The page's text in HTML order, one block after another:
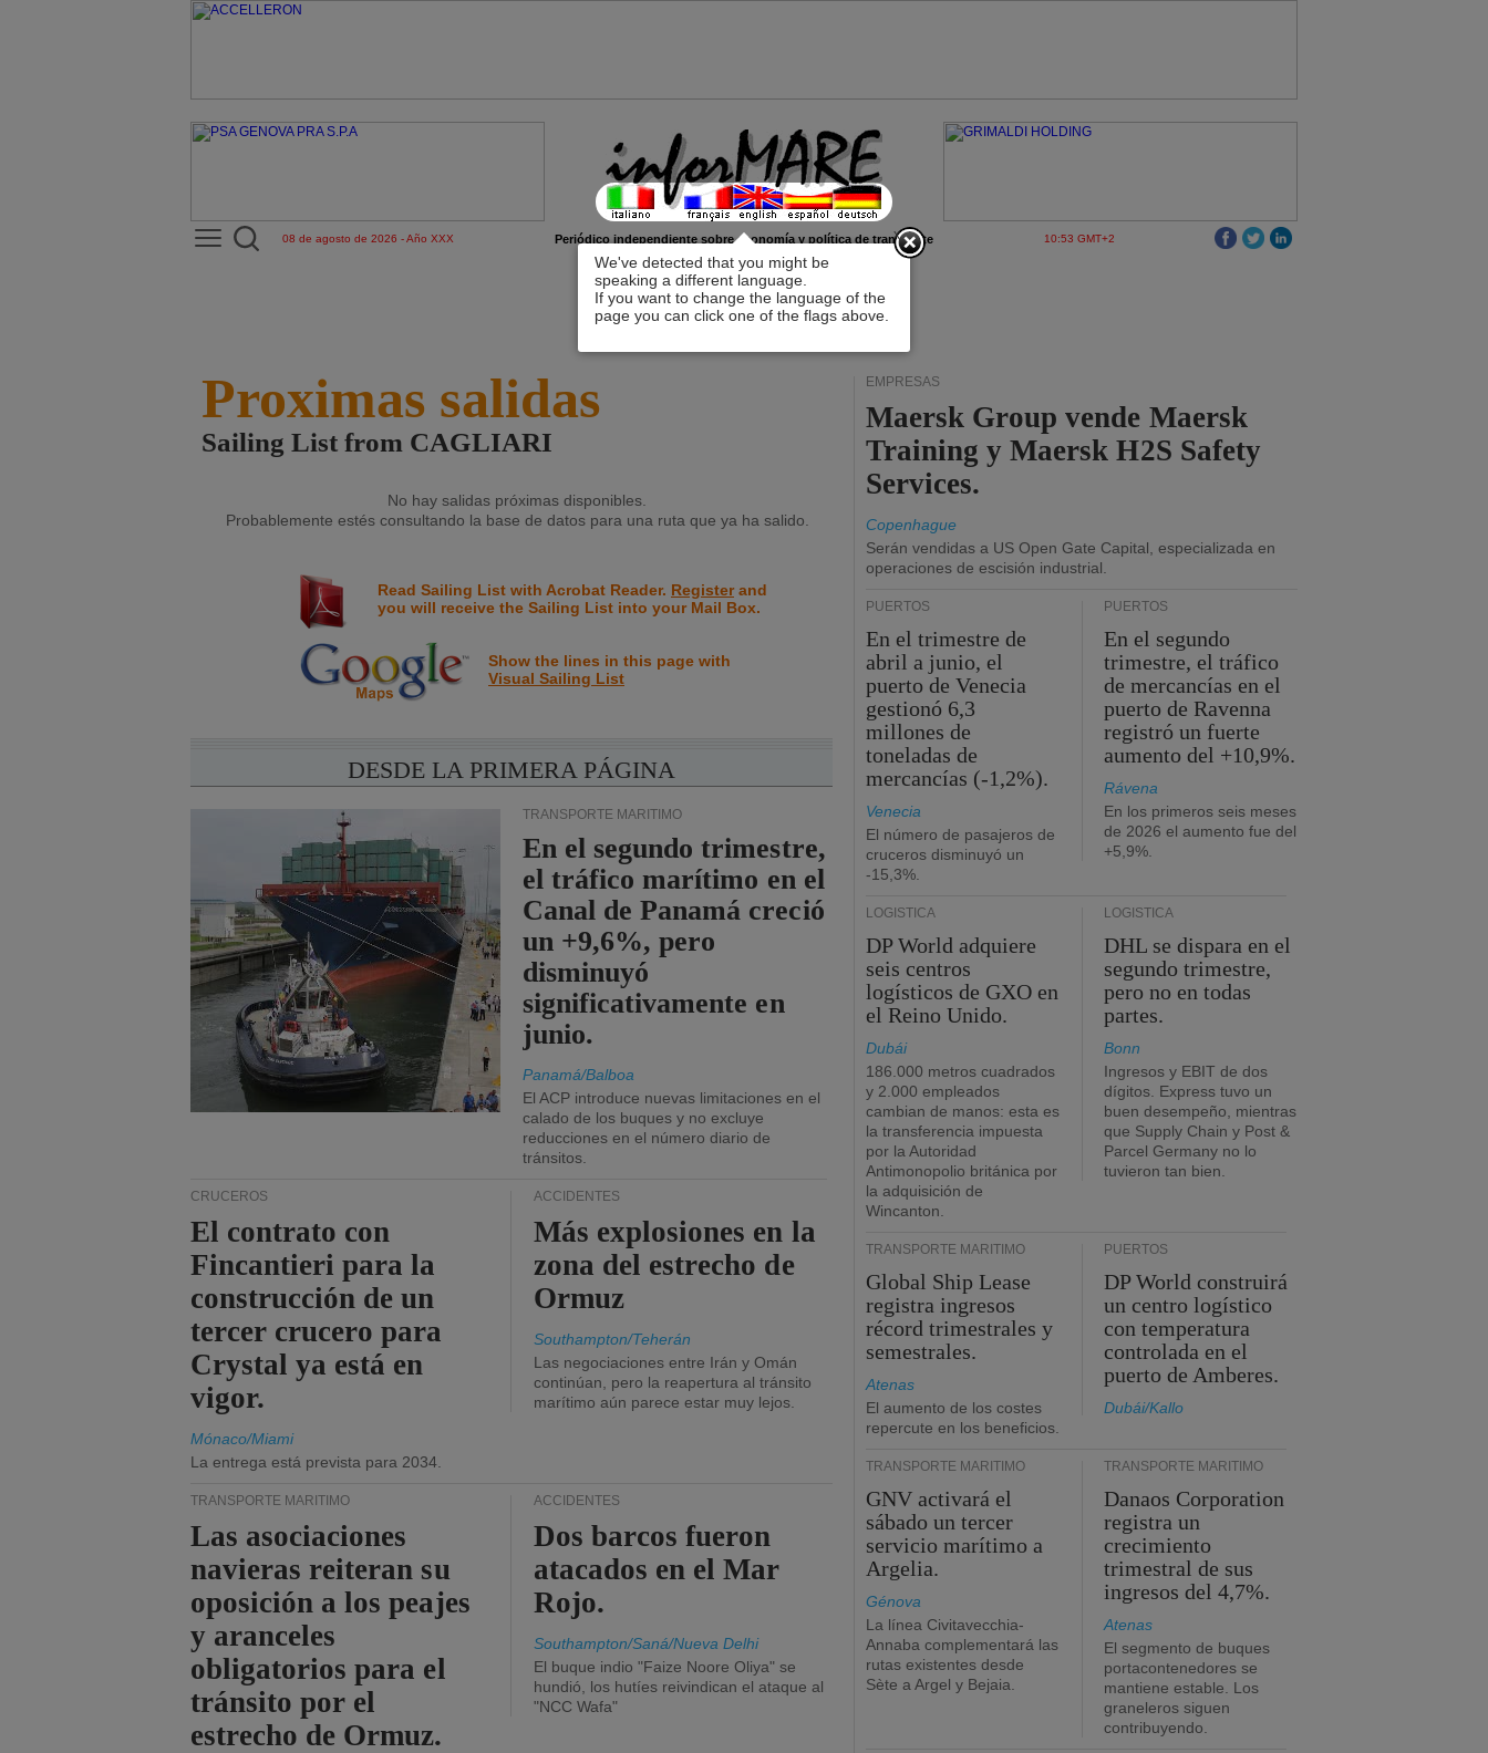
We've detected that you might be
speaking a different language.
If you want to change the language of the
page you can click one of the flags above.
x
08 de agosto de 2026 - Año XXX Periódico independiente sobre economía y política de transporte 10:53 GMT+2
Proximas salidas
Sailing List from CAGLIARI
No hay salidas próximas disponibles.
Probablemente estés consultando la base de datos para una ruta que ya ha salido.
Read Sailing List with Acrobat Reader. Registerand
you will receive the Sailing List into your Mail Box.
Show the lines in this page with
Visual Sailing List
DESDE LA PRIMERA PÁGINA
TRANSPORTE MARÍTIMO
En el segundo trimestre,
el tráfico marítimo en el
Canal de Panamá creció
un +9,6%, pero
disminuyó
significativamente en
junio.
Panamá/Balboa
El ACP introduce nuevas limitaciones en el
calado de los buques y no excluye
reducciones en el número diario de
tránsitos.
CRUCEROS
El contrato con
Fincantieri para la
construcción de un
tercer crucero para
Crystal ya está en
vigor.
Mónaco/Miami
La entrega está prevista para 2034.
ACCIDENTES
Más explosiones en la
zona del estrecho de
Ormuz
Southampton/Teherán
Las negociaciones entre Irán y Omán
continúan, pero la reapertura al tránsito
marítimo aún parece estar muy lejos.
TRANSPORTE MARÍTIMO
Las asociaciones
navieras reiteran su
oposición a los peajes
y aranceles
obligatorios para el
tránsito por el
estrecho de Ormuz.
ACCIDENTES
Dos barcos fueron
atacados en el Mar
Rojo.
Southampton/Saná/Nueva Delhi
El buque indio "Faize Noore Oliya" se
hundió, los hutíes reivindican el ataque al
"NCC Wafa"
EMPRESAS
Maersk Group vende Maersk
Training y Maersk H2S Safety
Services.
Copenhague
Serán vendidas a US Open Gate Capital, especializada en
operaciones de escisión industrial.
PUERTOS
En el trimestre de
abril a junio, el
puerto de Venecia
gestionó 6,3
millones de
toneladas de
mercancías (-1,2%).
Venecia
El número de pasajeros de
cruceros disminuyó un
-15,3%.
PUERTOS
En el segundo
trimestre, el tráfico
de mercancías en el
puerto de Ravenna
registró un fuerte
aumento del +10,9%.
Rávena
En los primeros seis meses
de 2026 el aumento fue del
+5,9%.
LOGÍSTICA
DP World adquiere
seis centros
logísticos de GXO en
el Reino Unido.
Dubái
186.000 metros cuadrados
y 2.000 empleados
cambian de manos: esta es
la transferencia impuesta
por la Autoridad
Antimonopolio británica por
la adquisición de
Wincanton.
LOGÍSTICA
DHL se dispara en el
segundo trimestre,
pero no en todas
partes.
Bonn
Ingresos y EBIT de dos
dígitos. Express tuvo un
buen desempeño, mientras
que Supply Chain y Post &
Parcel Germany no lo
tuvieron tan bien.
TRANSPORTE MARÍTIMO
Global Ship Lease
registra ingresos
récord trimestrales y
semestrales.
Atenas
El aumento de los costes
repercute en los beneficios.
PUERTOS
DP World construirá
un centro logístico
con temperatura
controlada en el
puerto de Amberes.
Dubái/Kallo
TRANSPORTE MARÍTIMO
GNV activará el
sábado un tercer
servicio marítimo a
Argelia.
Génova
La línea Civitavecchia-
Annaba complementará las
rutas existentes desde
Sète a Argel y Bejaia.
TRANSPORTE MARÍTIMO
Danaos Corporation
registra un
crecimiento
trimestral de sus
ingresos del 4,7%.
Atenas
El segmento de buques
portacontenedores se
mantiene estable. Los
graneleros siguen
contribuyendo.